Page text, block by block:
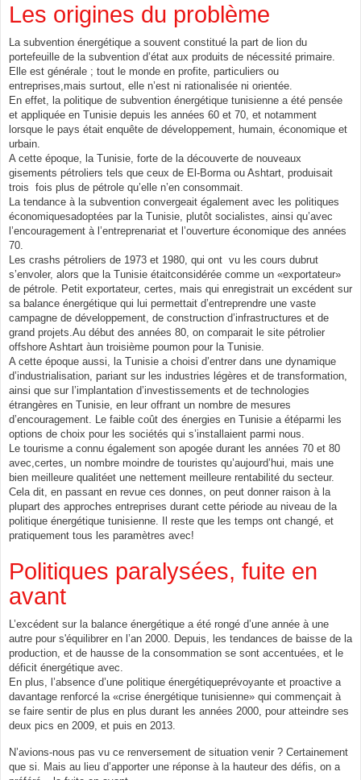
Les origines du problème
La subvention énergétique a souvent constitué la part de lion du
portefeuille de la subvention d’état aux produits de nécessité primaire.
Elle est générale ; tout le monde en profite, particuliers ou
entreprises,mais surtout, elle n’est ni rationalisée ni orientée.
En effet, la politique de subvention énergétique tunisienne a été pensée
et appliquée en Tunisie depuis les années 60 et 70, et notamment
lorsque le pays était enquête de développement, humain, économique et
urbain.
A cette époque, la Tunisie, forte de la découverte de nouveaux
gisements pétroliers tels que ceux de El-Borma ou Ashtart, produisait
trois fois plus de pétrole qu’elle n’en consommait.
La tendance à la subvention convergeait également avec les politiques
économiquesadoptées par la Tunisie, plutôt socialistes, ainsi qu’avec
l’encouragement à l’entreprenariat et l’ouverture économique des années
70.
Les crashs pétroliers de 1973 et 1980, qui ont vu les cours dubrut
s’envoler, alors que la Tunisie étaitconsidérée comme un «exportateur»
de pétrole. Petit exportateur, certes, mais qui enregistrait un excédent sur
sa balance énergétique qui lui permettait d’entreprendre une vaste
campagne de développement, de construction d’infrastructures et de
grand projets.Au début des années 80, on comparait le site pétrolier
offshore Ashtart àun troisième poumon pour la Tunisie.
A cette époque aussi, la Tunisie a choisi d’entrer dans une dynamique
d’industrialisation, pariant sur les industries légères et de transformation,
ainsi que sur l’implantation d’investissements et de technologies
étrangères en Tunisie, en leur offrant un nombre de mesures
d’encouragement. Le faible coût des énergies en Tunisie a étéparmi les
options de choix pour les sociétés qui s’installaient parmi nous.
Le tourisme a connu également son apogée durant les années 70 et 80
avec,certes, un nombre moindre de touristes qu’aujourd’hui, mais une
bien meilleure qualitéet une nettement meilleure rentabilité du secteur.
Cela dit, en passant en revue ces donnes, on peut donner raison à la
plupart des approches entreprises durant cette période au niveau de la
politique énergétique tunisienne. Il reste que les temps ont changé, et
pratiquement tous les paramètres avec!
Politiques paralysées, fuite en
avant
L’excédent sur la balance énergétique a été rongé d’une année à une
autre pour s'équilibrer en l’an 2000. Depuis, les tendances de baisse de la
production, et de hausse de la consommation se sont accentuées, et le
déficit énergétique avec.
En plus, l’absence d’une politique énergétiqueprévoyante et proactive a
davantage renforcé la «crise énergétique tunisienne» qui commençait à
se faire sentir de plus en plus durant les années 2000, pour atteindre ses
deux pics en 2009, et puis en 2013.
N’avions-nous pas vu ce renversement de situation venir ? Certainement
que si. Mais au lieu d’apporter une réponse à la hauteur des défis, on a